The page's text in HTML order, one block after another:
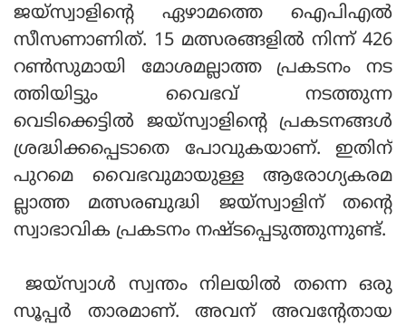
ജയ്‌സ്വാളിന്റെ ഏഴാമത്തെ ഐപിഎല്‍
സീസണാണിത്. 15 മത്സരങ്ങളില്‍ നിന്ന് 426
റണ്‍സുമായി മോശമല്ലാത്ത പ്രകടനം നട
ത്തിയിട്ടും വൈഭവ് നടത്തുന്ന
വെടിക്കെട്ടില്‍ ജയ്‌സ്വാളിന്റെ പ്രകടനങ്ങള്‍
ശ്രദ്ധിക്കപ്പെടാതെ പോവുകയാണ്. ഇതിന്
പുറമെ വൈഭവുമായുള്ള ആരോഗ്യകരമ
ല്ലാത്ത മത്സരബുദ്ധി ജയ്‌സ്വാളിന് തന്റെ
സ്വാഭാവിക പ്രകടനം നഷ്ടപ്പെടുത്തുന്നുണ്ട്.
ജയ്‌സ്വാള്‍ സ്വന്തം നിലയില്‍ തന്നെ ഒരു
സൂപ്പര്‍ താരമാണ്. അവന് അവന്റേതായ